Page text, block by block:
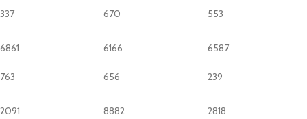
337 670 553
6861
763
6166
656
6587
239
2091 8882 2818